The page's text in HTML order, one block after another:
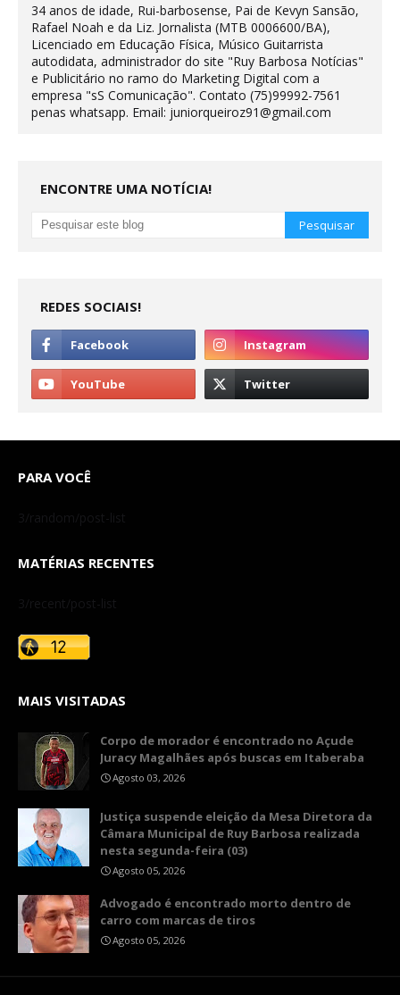
34 anos de idade, Rui-barbosense, Pai de Kevyn Sansão,
Rafael Noah e da Liz. Jornalista (MTB 0006600/BA),
Licenciado em Educação Física, Músico Guitarrista
autodidata, administrador do site "Ruy Barbosa Notícias"
e Publicitário no ramo do Marketing Digital com a
empresa "sS Comunicação". Contato (75)99992-7561
penas whatsapp. Email: juniorqueiroz91@gmail.com
ENCONTRE UMA NOTÍCIA!
REDES SOCIAIS!
PARA VOCÊ
3/random/post-list
MATÉRIAS RECENTES
3/recent/post-list
MAIS VISITADAS
Corpo de morador é encontrado no Açude
Juracy Magalhães após buscas em Itaberaba
Agosto 03, 2026
​Justiça suspende eleição da Mesa Diretora da
Câmara Municipal de Ruy Barbosa realizada
nesta segunda-feira (03)
Agosto 05, 2026
Advogado é encontrado morto dentro de
carro com marcas de tiros
Agosto 05, 2026